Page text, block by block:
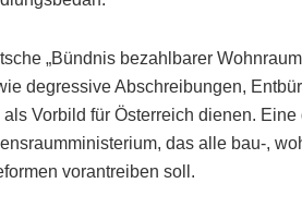
„Bündnis bezahlbarer
degressive Abschreibungen,
Vorbild für Österreich dienen. Eine
das alle bau-,
vorantreiben soll.